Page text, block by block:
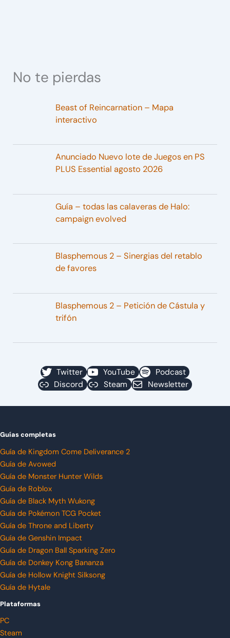
No te pierdas
Beast of Reincarnation – Mapa
interactivo
Anunciado Nuevo lote de Juegos en PS
PLUS Essential agosto 2026
Guía – todas las calaveras de Halo:
campaign evolved
Blasphemous 2 – Sinergias del retablo
de favores
Blasphemous 2 – Petición de Cástula y
trifón
Twitter YouTube
Podcast
Discord
Steam Newsletter
Guías completas
Guía de Kingdom Come Deliverance 2
Guía de Avowed
Guía de Monster Hunter Wilds
Guía de Roblox
Guía de Black Myth Wukong
Guía de Pokémon TCG Pocket
Guía de Throne and Liberty
Guía de Genshin Impact
Guía de Dragon Ball Sparking Zero
Guía de Donkey Kong Bananza
Guía de Hollow Knight Silksong
Guía de Hytale
Plataformas
PC
Steam